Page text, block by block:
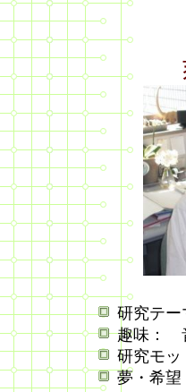
研究テ
趣味：
研究モ
夢・希